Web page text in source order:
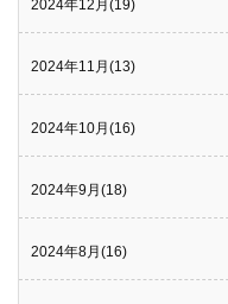
2024年12月(19)
2024年11月(13)
2024年10月(16)
2024年9月(18)
2024年8月(16)